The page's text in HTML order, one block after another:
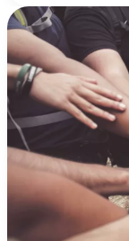
Les
collectifs
de
travail
protecteurs,
pourquoi
certains
collectifs
résistent
mieux